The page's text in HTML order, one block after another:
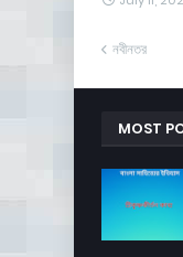
নবীনতর
MOST